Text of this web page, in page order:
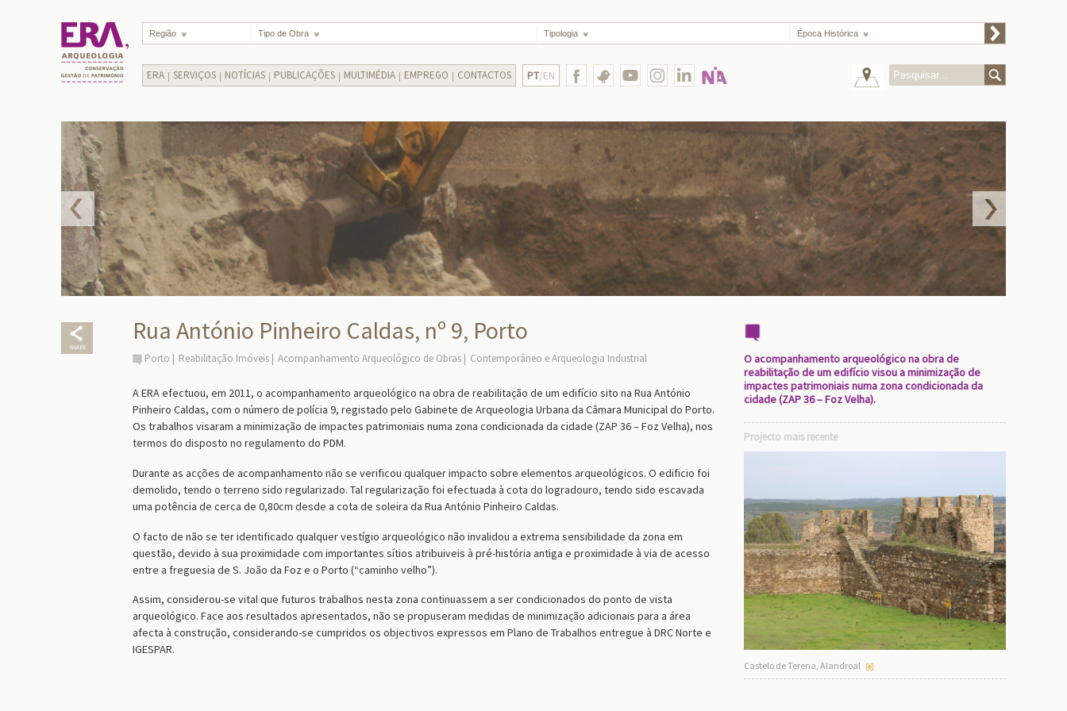
Região Tipo de Obra Tipologia Época Histórica
ERA SERVIÇOS NOTÍCIAS PUBLICAÇÕES MULTIMÉDIA EMPREGO CONTACTOS PT/EN
Rua António Pinheiro Caldas, nº 9, Porto
Porto Reabilitação Imóveis Acompanhamento Arqueológico de Obras Contemporâneo e Arqueologia Industrial
A ERA efectuou, em 2011, o acompanhamento arqueológico na obra de reabilitação de um edifício sito na Rua António
Pinheiro Caldas, com o número de polícia 9, registado pelo Gabinete de Arqueologia Urbana da Câmara Municipal do Porto.
Os trabalhos visaram a minimização de impactes patrimoniais numa zona condicionada da cidade (ZAP 36 – Foz Velha), nos
termos do disposto no regulamento do PDM.
Durante as acções de acompanhamento não se verificou qualquer impacto sobre elementos arqueológicos. O edificio foi
demolido, tendo o terreno sido regularizado. Tal regularização foi efectuada à cota do logradouro, tendo sido escavada
uma potência de cerca de 0,80cm desde a cota de soleira da Rua António Pinheiro Caldas.
O facto de não se ter identificado qualquer vestígio arqueológico não invalidou a extrema sensibilidade da zona em
questão, devido à sua proximidade com importantes sítios atribuiveis à pré-história antiga e proximidade à via de acesso
entre a freguesia de S. João da Foz e o Porto (“caminho velho”).
Assim, considerou-se vital que futuros trabalhos nesta zona continuassem a ser condicionados do ponto de vista
arqueológico. Face aos resultados apresentados, não se propuseram medidas de minimização adicionais para a área
afecta à construção, considerando-se cumpridos os objectivos expressos em Plano de Trabalhos entregue à DRC Norte e
IGESPAR.
O acompanhamento arqueológico na obra de
reabilitação de um edifício visou a minimização de
impactes patrimoniais numa zona condicionada da
cidade (ZAP 36 – Foz Velha).
Projecto mais recente
Castelo de Terena, Alandroal